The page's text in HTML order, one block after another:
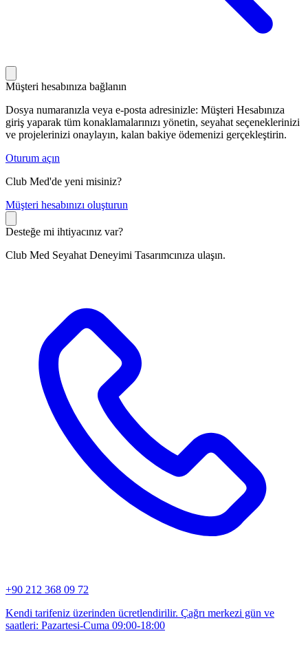
Müşteri hesabınıza bağlanın
Dosya numaranızla veya e-posta adresinizle: Müşteri Hesabınıza
giriş yaparak tüm konaklamalarınızı yönetin, seyahat seçeneklerinizi
ve projelerinizi onaylayın, kalan bakiye ödemenizi gerçekleştirin.
Oturum açın
Club Med'de yeni misiniz?
Müşteri hesabınızı oluşturun
Desteğe mi ihtiyacınız var?
Club Med Seyahat Deneyimi Tasarımcınıza ulaşın.
+90 212 368 09 72
Kendi tarifeniz üzerinden ücretlendirilir. Çağrı merkezi gün ve
saatleri: Pazartesi-Cuma 09:00-18:00